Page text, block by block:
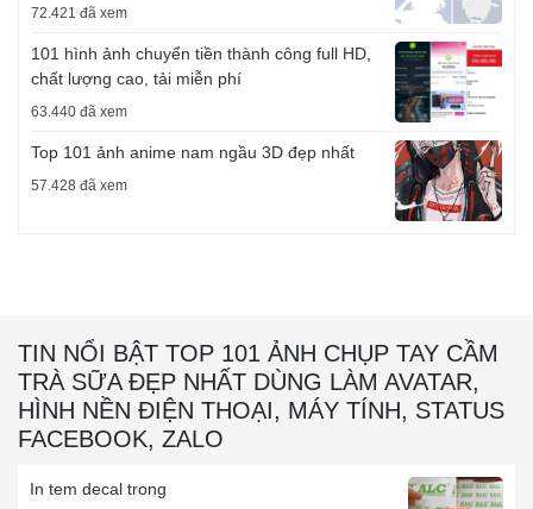
72.421 đã xem
101 hình ảnh chuyển tiền thành công full HD,
chất lượng cao, tải miễn phí
63.440 đã xem
Top 101 ảnh anime nam ngầu 3D đẹp nhất
57.428 đã xem
TIN NỔI BẬT TOP 101 ẢNH CHỤP TAY CẦM
TRÀ SỮA ĐẸP NHẤT DÙNG LÀM AVATAR,
HÌNH NỀN ĐIỆN THOẠI, MÁY TÍNH, STATUS
FACEBOOK, ZALO
In tem decal trong